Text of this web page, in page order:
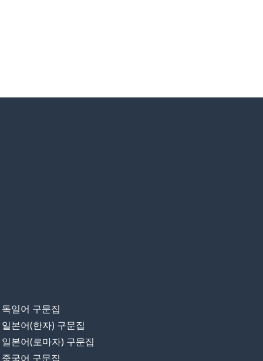
독일어 구문집
일본어(한자) 구문집
일본어(로마자) 구문집
중국어 구문집